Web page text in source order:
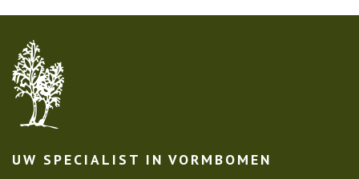
UW SPECIALIST IN VORMBOMEN